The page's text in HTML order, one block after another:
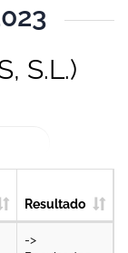
S.L.)
Resultado
->